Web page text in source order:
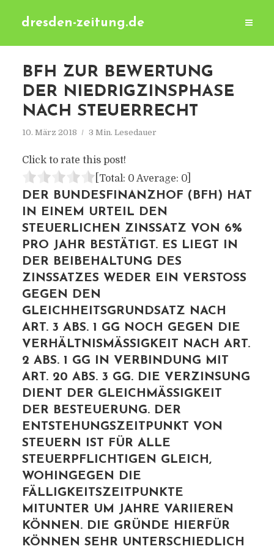
dresden-zeitung.de
BFH ZUR BEWERTUNG
DER NIEDRIGZINSPHASE
NACH STEUERRECHT
10. März 2018 3 Min. Lesedauer
Click to rate this post!
[Total: 0 Average: 0]
DER BUNDESFINANZHOF (BFH) HAT
IN EINEM URTEIL DEN
STEUERLICHEN ZINSSATZ VON 6%
PRO JAHR BESTÄTIGT. ES LIEGT IN
DER BEIBEHALTUNG DES
ZINSSATZES WEDER EIN VERSTOSS G
EGEN DEN G
LEICHHEITSGRUNDSATZ NACH A
RT. 3 ABS. 1 GG NOCH GEGEN DIE V
ERHÄLTNISMÄSSIGKEIT NACH ART. 2
ABS. 1 GG IN VERBINDUNG MIT AR
T. 20 ABS. 3 GG. DIE VERZINSUNG DI
ENT DER GLEICHMÄSSIGKEIT DER
BESTEUERUNG. DER ENT
STEHUNGSZEITPUNKT VON STE
UERN IST FÜR ALLE STE
UERPFLICHTIGEN GLEICH, WOH
INGEGEN DIE FÄL
LIGKEITSZEITPUNKTE MIT
UNTER UM JAHRE VARIIEREN KÖN
NEN. DIE GRÜNDE HIERFÜR KÖN
NEN SEHR UNTERSCHIEDLICH SEI